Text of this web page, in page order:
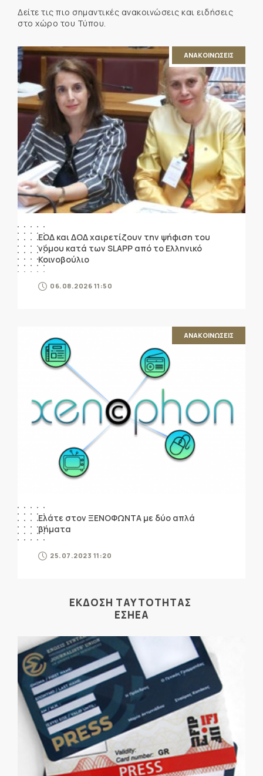
Δείτε τις πιο σημαντικές ανακοινώσεις και ειδήσεις
στο χώρο του Τύπου.
ΑΝΑΚΟΙΝΩΣΕΙΣ
ΕΟΔ και ΔΟΔ χαιρετίζουν την ψήφιση του
νόμου κατά των SLAPP από το Ελληνικό
Κοινοβούλιο
06.08.2026 11:50
ΑΝΑΚΟΙΝΩΣΕΙΣ
Ελάτε στον ΞΕΝΟΦΩΝΤΑ με δύο απλά
βήματα
25.07.2023 11:20
ΕΚΔΟΣΗ ΤΑΥΤΟΤΗΤΑΣ
ΕΣΗΕΑ